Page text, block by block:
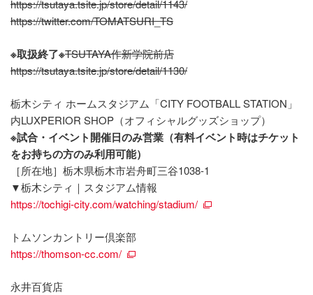
https://tsutaya.tsite.jp/store/detail/1143/
https://twitter.com/TOMATSURI_TS
※取扱終了※TSUTAYA作新学院前店
https://tsutaya.tsite.jp/store/detail/1130/
栃木シティ ホームスタジアム「CITY FOOTBALL STATION」
内LUXPERIOR SHOP（オフィシャルグッズショップ）
※試合・イベント開催日のみ営業（有料イベント時はチケット
をお持ちの方のみ利用可能）
［所在地］栃木県栃木市岩舟町三谷1038-1
▼栃木シティ｜スタジアム情報
https://tochigi-city.com/watching/stadium/
トムソンカントリー倶楽部
https://thomson-cc.com/
永井百貨店